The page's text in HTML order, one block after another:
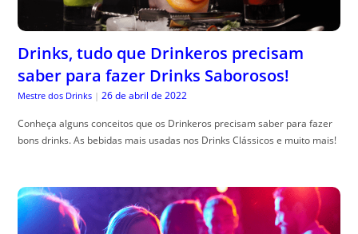
Drinks, tudo que Drinkeros precisam
saber para fazer Drinks Saborosos!
Mestre dos Drinks | 26 de abril de 2022
Conheça alguns conceitos que os Drinkeros precisam saber para fazer
bons drinks. As bebidas mais usadas nos Drinks Clássicos e muito mais!